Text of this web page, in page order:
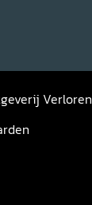
Verloren